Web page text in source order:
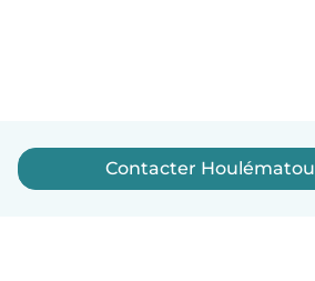
Contacter Houlématou